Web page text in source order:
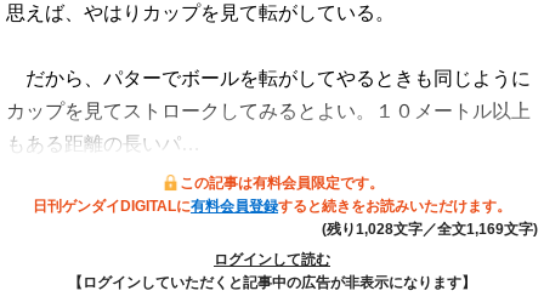
思えば、やはりカップを見て転がしている。
だから、パターでボールを転がしてやるときも同じように
カップを見てストロークしてみるとよい。１０メートル以上
もある距離の長いパ…
この記事は有料会員限定です。
日刊ゲンダイDIGITALに有料会員登録すると続きをお読みいただけます。
(残り1,028文字／全文1,169文字)
ログインして読む
【ログインしていただくと記事中の広告が非表示になります】